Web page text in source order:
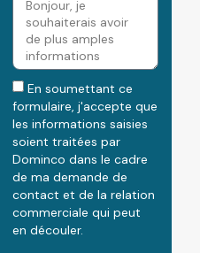
En soumettant ce
formulaire, j'accepte que
les informations saisies
soient traitées par
Dominco dans le cadre
de ma demande de
contact et de la relation
commerciale qui peut
en découler.